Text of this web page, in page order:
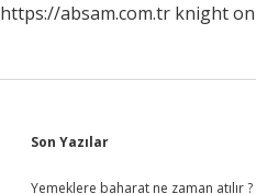
https://absam.com.tr knight
Sidebar
Son Yazılar
Yemeklere baharat ne zaman atılır ?